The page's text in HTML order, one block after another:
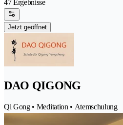
47 Ergebnisse
Jetzt geöffnet
DAO QIGONG
Qi Gong • Meditation • Atemschulung